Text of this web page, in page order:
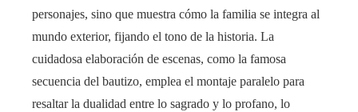
personajes, sino que muestra cómo la familia se integra al
mundo exterior, fijando el tono de la historia. La
cuidadosa elaboración de escenas, como la famosa
secuencia del bautizo, emplea el montaje paralelo para
resaltar la dualidad entre lo sagrado y lo profano, lo